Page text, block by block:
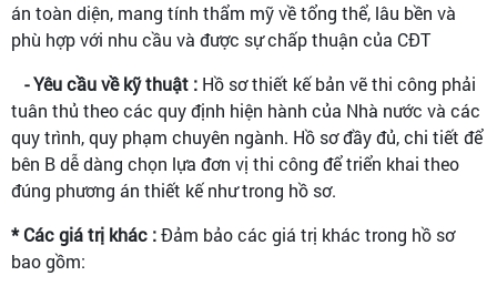
án toàn diện, mang tính thẩm mỹ về tổng thể, lâu bền và
phù hợp với nhu cầu và được sự chấp thuận của CĐT
- Yêu cầu về kỹ thuật : Hồ sơ thiết kế bản vẽ thi công phải
tuân thủ theo các quy định hiện hành của Nhà nước và các
quy trình, quy phạm chuyên ngành. Hồ sơ đầy đủ, chi tiết để
bên B dễ dàng chọn lựa đơn vị thi công để triển khai theo
đúng phương án thiết kế như trong hồ sơ.
* Các giá trị khác :Đảm bảo các giá trị khác trong hồ sơ
bao gồm: